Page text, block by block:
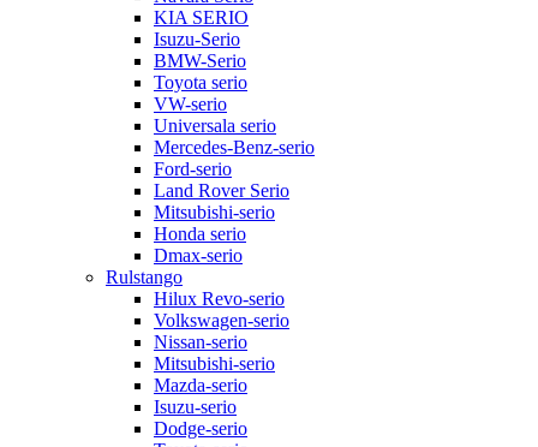
KIA SERIO
Isuzu-Serio
BMW-Serio
Toyota serio
VW-serio
Universala serio
Mercedes-Benz-serio
Ford-serio
Land Rover Serio
Mitsubishi-serio
Honda serio
Dmax-serio
Rulstango
Hilux Revo-serio
Volkswagen-serio
Nissan-serio
Mitsubishi-serio
Mazda-serio
Isuzu-serio
Dodge-serio